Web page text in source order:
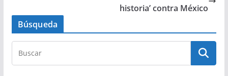
historia’ contra México
Búsqueda